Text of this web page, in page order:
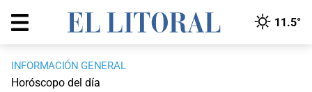
11.5°
INFORMACIÓN GENERAL
Horóscopo del día